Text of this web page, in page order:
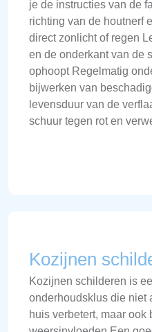
je de instructies van de
richting van de houtnerf
direct zonlicht of regen
en de onderkant van de
ophoopt Regelmatig
bijwerken van
levensduur van de
schuur tegen rot en
Kozijnen
Kozijnen schilderen is
onderhoudsklus die niet
huis verbetert, maar ook